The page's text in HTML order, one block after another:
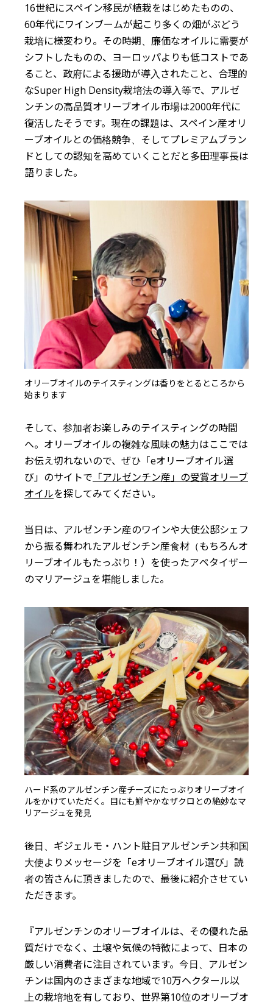
16世紀にスペイン移民が植栽をはじめたものの、
60年代にワインブームが起こり多くの畑がぶどう
栽培に様変わり。その時期、廉価なオイルに需要が
シフトしたものの、ヨーロッパよりも低コストであ
ること、政府による援助が導入されたこと、合理的
なSuper High Density栽培法の導入等で、アルゼ
ンチンの高品質オリーブオイル市場は2000年代に
復活したそうです。現在の課題は、スペイン産オリ
ーブオイルとの価格競争、そしてプレミアムブラン
ドとしての認知を高めていくことだと多田理事長は
語りました。
オリーブオイルのテイスティングは香りをとるところから
始まります
そして、参加者お楽しみのテイスティングの時間
へ。オリーブオイルの複雑な風味の魅力はここでは
お伝え切れないので、ぜひ「eオリーブオイル選
び」のサイトで 「アルゼンチン産」の受賞オリーブ
オイルを探してみてください。
当日は、アルゼンチン産のワインや大使公邸シェフ
から振る舞われたアルゼンチン産食材（もちろんオ
リーブオイルもたっぷり！）を使ったアペタイザー
のマリアージュを堪能しました。
ハード系のアルゼンチン産チーズにたっぷりオリーブオイ
ルをかけていただく。目にも鮮やかなザクロとの絶妙なマ
リアージュを発見
後日、ギジェルモ・ハント駐日アルゼンチン共和国
大使よりメッセージを「eオリーブオイル選び」読
者の皆さんに頂きましたので、最後に紹介させてい
ただきます。
『アルゼンチンのオリーブオイルは、その優れた品
質だけでなく、土壌や気候の特徴によって、日本の
厳しい消費者に注目されています。今日、アルゼン
チンは国内のさまざまな地域で10万ヘクタール以
上の栽培地を有しており、世界第10位のオリーブオ